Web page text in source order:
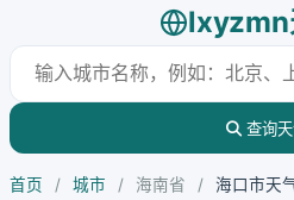
lxyzmn
查询天
首页 / 城市 / 海南省 / 海口市天